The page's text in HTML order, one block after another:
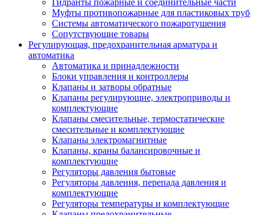
Гидранты пожарные и соединительные части
Муфты противопожарные для пластиковых труб
Системы автоматического пожаротушения
Сопутствующие товары
Регулирующая, предохранительная арматура и
автоматика
Автоматика и принадлежности
Блоки управления и контроллеры
Клапаны и затворы обратные
Клапаны регулирующие, электроприводы и
комплектующие
Клапаны смесительные, термостатические
смесительные и комплектующие
Клапаны электромагнитные
Клапаны, краны балансировочные и
комплектующие
Регуляторы давления бытовые
Регуляторы давления, перепада давления и
комплектующие
Регуляторы температуры и комплектующие